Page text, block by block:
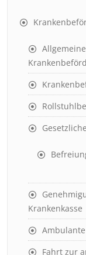
Krankenkasse
Fahrt zur